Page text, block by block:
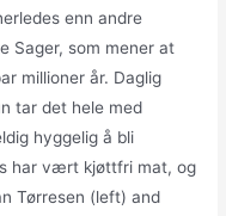
enn andre
Sager, som mener at
millioner år. Daglig
tar det hele med
hyggelig å bli
har vært kjøttfri mat, og
Tørresen (left) and